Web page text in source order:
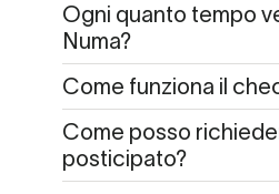
Ogni quanto tempo
Numa?
Come funziona il
Come posso
posticipato?